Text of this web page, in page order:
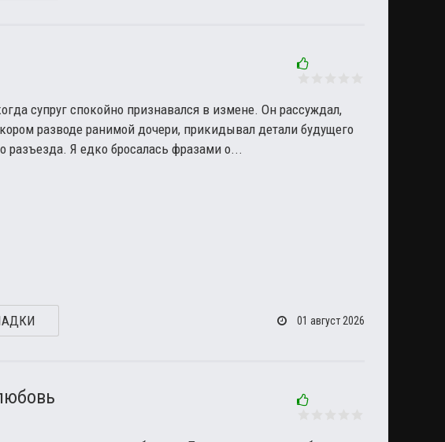
супруг спокойно признавался в измене. Он рассуждал,
разводе ранимой дочери, прикидывал детали будущего
разъезда. Я едко бросалась фразами о...
01 август 2026